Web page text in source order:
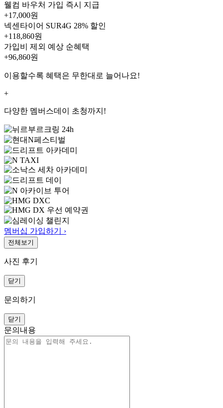
웰컴 바우처 가입 즉시 지급
+17,000원
넥센타이어 SUR4G 28% 할인
+118,860원
가입비 제외 예상 순혜택
+96,860원
이용할수록 혜택은 무한대로 늘어나요!
+
다양한 멤버스데이 초청까지!
멤버십 가입하기 ›
전체보기
사진 후기
닫기
문의하기
닫기
문의내용